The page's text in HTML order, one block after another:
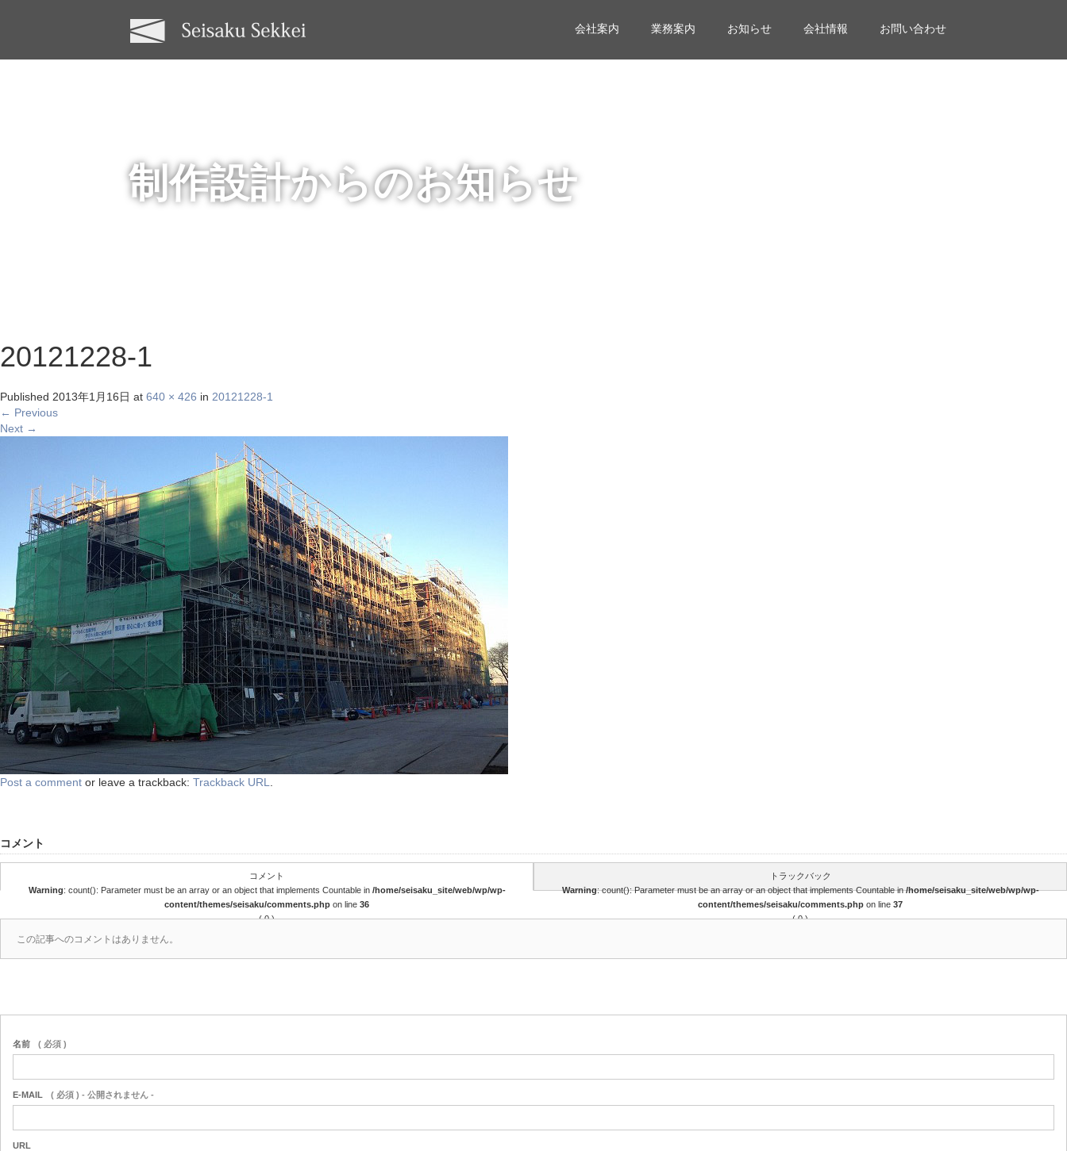
会社案内 業務案内 お知らせ 会社情報 お問い合わせ
制作設計からのお知らせ
20121228-1
Published 2013年1月16日 at 640 × 426 in 20121228-1
← Previous
Next →
Post a comment or leave a trackback: Trackback URL
コメント
コメント
Warning: count(): Parameter must be an array or an object that implements Countable in /home/seisaku_site/web/wp/wp-
content/themes/seisaku/comments.php on line 36
( 0 )
トラックバック
Warning: count(): Parameter must be an array or an object that implements Countable in/home/seisaku_site/web/wp/wp-
content/themes/seisaku/comments.php on line 37
( 0 )
この記事へのコメントはありません。
名前 ( 必須 )
E-MAIL ( 必須 ) - 公開されません -
URL